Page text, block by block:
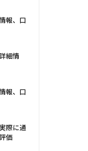
報、口
細情
報、口
際に通
価